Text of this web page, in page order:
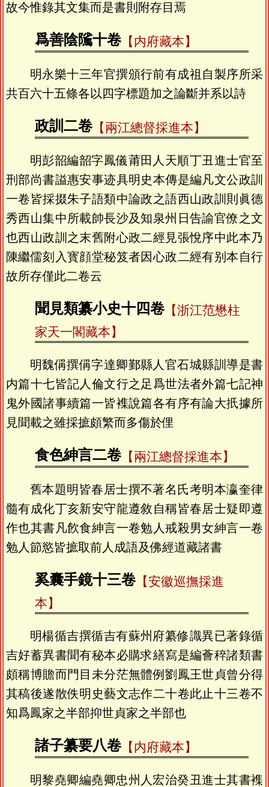
故今惟錄其文集而是書則附存目焉
爲善陰隲十卷【内府藏本】
明永樂十三年官撰頒行前有成祖自製序所采
共百六十五條各以四字標題加之論斷并系以詩
政訓二卷【兩江總督採進本】
明彭韶編韶字鳳儀莆田人天順丁丑進士官至
刑部尚書謚惠安事迹具明史本傳是編凡文公政訓
一卷皆採掇朱子語類中論政之語西山政訓則眞德
秀西山集中所載帥長沙及知泉州日告諭官僚之文
也西山政訓之末舊附心政二經見張悅序中此本乃
陳繼儒刻入寳顔堂秘笈者因心政二經有别本自行
故所存僅此二卷云
聞見類纂小史十四卷【浙江范懋柱
家天一閣藏本】
明魏偁撰偁字達卿鄞縣人官石城縣訓導是書
内篇十七皆記人倫文行之足爲世法者外篇七記神
鬼外國諸事續篇一皆襍說篇各有序有論大扺據所
見聞載之雖採摭頗繁而多傷於俚
食色紳言二卷【兩江總督採進本】
舊本題明皆春居士撰不著名氏考明本瀛奎律
髓有成化丁亥新安守龍遵敘自稱皆春居士疑即遵
作也其書凡飮食紳言一卷勉人戒殺男女紳言一卷
勉人節慾皆摭取前人成語及佛經道藏諸書
奚囊手鏡十三卷【安徽巡撫採進
本】
明楊循吉撰循吉有蘇州府纂修識異已著錄循
吉好蓄異書聞有秘本必購求繕寫是編薈稡諸類書
頗稱博贍而門目未分茫無體例劉鳳王世貞曾分得
其稿後遂散佚明史藝文志作二十卷此止十三卷不
知爲鳳家之半部抑世貞家之半部也
諸子纂要八卷【内府藏本】
明黎堯卿編堯卿忠州人宏治癸丑進士其書襍